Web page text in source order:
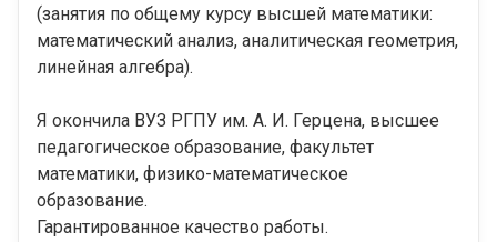
(занятия по общему курсу высшей математики:
математический анализ, аналитическая геометрия,
линейная алгебра).
Я окончила ВУЗ РГПУ им. А. И. Герцена, высшее
педагогическое образование, факультет
математики, физико-математическое
образование.
Гарантированное качество работы.